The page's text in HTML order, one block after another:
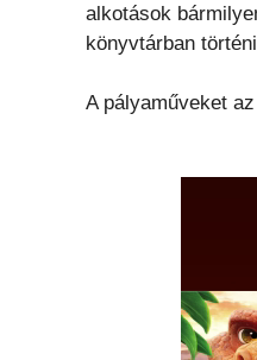
alkotások
könyvtárban
A pályaműveket